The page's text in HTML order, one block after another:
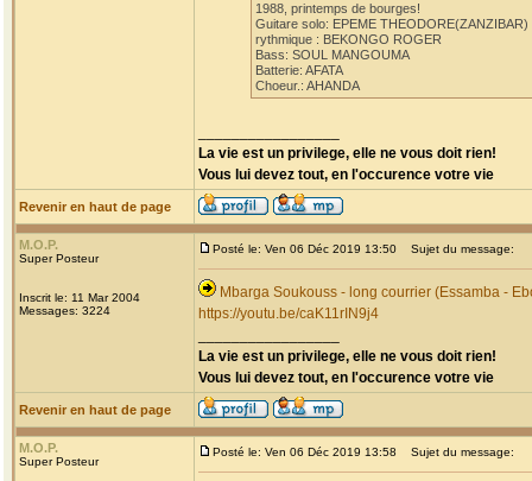
1988, printemps de bourges!
Guitare solo: EPEME THEODORE(ZANZIBAR)
rythmique : BEKONGO ROGER
Bass: SOUL MANGOUMA
Batterie: AFATA
Choeur.: AHANDA
La vie est un privilege, elle ne vous doit rien!
Vous lui devez tout, en l'occurence votre vie
Revenir en haut de page
M.O.P.
Super Posteur
Inscrit le: 11 Mar 2004
Messages: 3224
Posté le: Ven 06 Déc 2019 13:50 Sujet du message:
Mbarga Soukouss - long courrier (Essamba -
https://youtu.be/caK11rIN9j4
La vie est un privilege, elle ne vous doit rien!
Vous lui devez tout, en l'occurence votre vie
Revenir en haut de page
M.O.P.
Super Posteur
Posté le: Ven 06 Déc 2019 13:58 Sujet du message: